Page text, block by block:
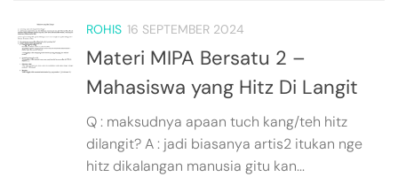
ROHIS 16 SEPTEMBER 2024
Materi MIPA Bersatu 2 –
Mahasiswa yang Hitz Di Langit
Q : maksudnya apaan tuch kang/teh hitz
dilangit? A : jadi biasanya artis2 itukan nge
hitz dikalangan manusia gitu kan...